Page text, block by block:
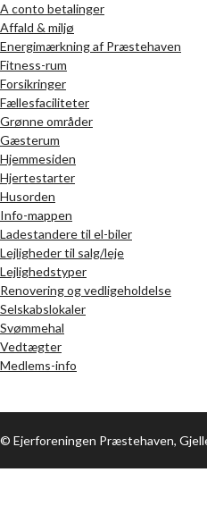
A conto betalinger
Affald & miljø
Energimærkning af Præstehaven
Fitness-rum
Forsikringer
Fællesfaciliteter
Grønne områder
Gæsterum
Hjemmesiden
Hjertestarter
Husorden
Info-mappen
Ladestandere til el-biler
Lejligheder til salg/leje
Lejlighedstyper
Renovering og vedligeholdelse
Selskabslokaler
Svømmehal
Vedtægter
Medlems-info
© Ejerforeningen Præstehaven,